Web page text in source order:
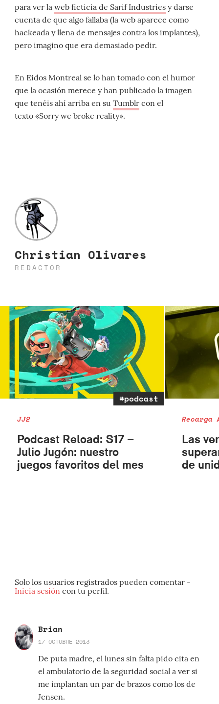
para ver la web ficticia de Sarif Industries y darse
cuenta de que algo fallaba (la web aparece como
hackeada y llena de mensajes contra los implantes),
pero imagino que era demasiado pedir.
En Eidos Montreal se lo han tomado con el humor
que la ocasión merece y han publicado la imagen
que tenéis ahí arriba en su Tumblr con el
texto «Sorry we broke reality».
Christian Olivares
REDACTOR
#podcast
JJ2
Podcast Reload: S17 –
Julio Jugón: nuestro
juegos favoritos del mes
Recarga
Las
de
Solo los usuarios registrados pueden comentar -
Inicia sesión con tu perfil.
Brian
17 OCTUBRE 2013
De puta madre, el lunes sin falta pido cita en
el ambulatorio de la seguridad social a ver si
me implantan un par de brazos como los de
Jensen.